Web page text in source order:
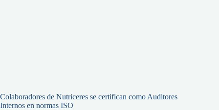
Colaboradores de Nutriceres se certifican como Auditores
Internos en normas ISO